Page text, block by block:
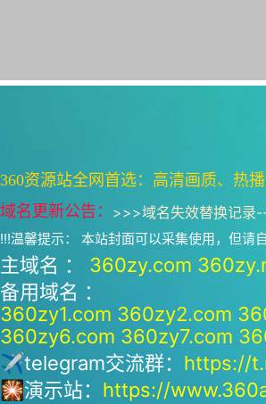
360资源站全网首选：高清画质、热
域名更新公告： >>>域名失效替换记录
!!!温馨提示： 本站封面可以采集使用，但请
主域名 ： 360zy.com
备用域名 ：
360zy1.com 360zy2.com
360zy6.com 360zy7.com
✈telegram交流群： https://
🎇演示站： https://